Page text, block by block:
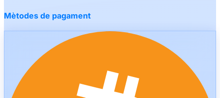
Mètodes de pagament